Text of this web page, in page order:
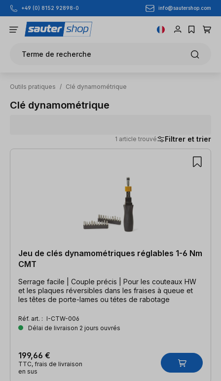
Passer au contenu principal
+49 (0) 8152 92898-0 info@sautershop.com
Terme de recherche
Outils pratiques / Clé dynamométrique
Clé dynamométrique
1 article trouvé Filtrer et trier
1 article trouvé
Jeu de clés dynamométriques réglables 1-6 Nm
CMT
Serrage facile | Couple précis | Pour les couteaux HW
et les plaques réversibles dans les fraises à queue et
les têtes de porte-lames ou tétes de rabotage
Réf. art. : I-CTW-006
Délai de livraison 2 jours ouvrés
199,66 €
TTC, frais de livraison
en sus